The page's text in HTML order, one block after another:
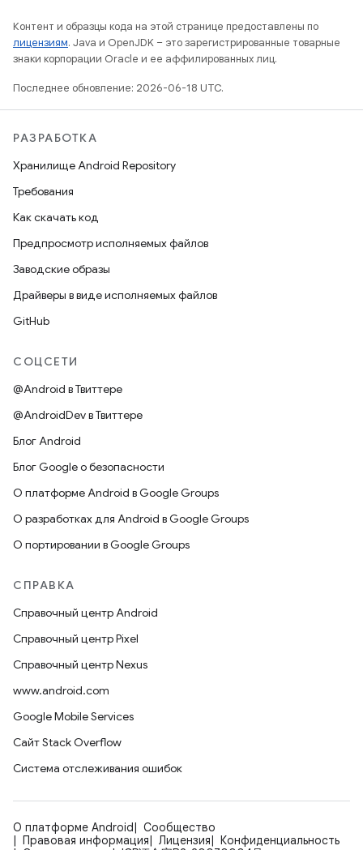
Контент и образцы кода на этой странице предоставлены по
лицензиям. Java и OpenJDK – это зарегистрированные товарные
знаки корпорации Oracle и ее аффилированных лиц.
Последнее обновление: 2026-06-18 UTC.
РАЗРАБОТКА
Хранилище Android Repository
Требования
Как скачать код
Предпросмотр исполняемых файлов
Заводские образы
Драйверы в виде исполняемых файлов
GitHub
СОЦСЕТИ
@Android в Твиттере
@AndroidDev в Твиттере
Блог Android
Блог Google о безопасности
О платформе Android в Google Groups
О разработках для Android в Google Groups
О портировании в Google Groups
СПРАВКА
Справочный центр Android
Справочный центр Pixel
Справочный центр Nexus
www.android.com
Google Mobile Services
Сайт Stack Overflow
Система отслеживания ошибок
О платформе Android
Сообщество
Правовая информация
Лицензия
Конфиденциальность